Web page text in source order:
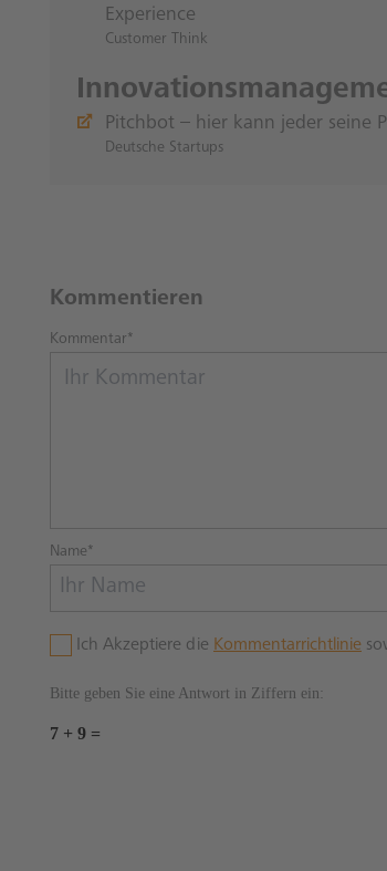
Experience
Customer Think
Pitchbot – hier kann jeder seine
Deutsche Startups
Kommentieren
Kommentar*
Name*
Ich Akzeptiere die Kommentarrichtlinie
Bitte geben Sie eine Antwort in Ziffern ein:
7 + 9 =